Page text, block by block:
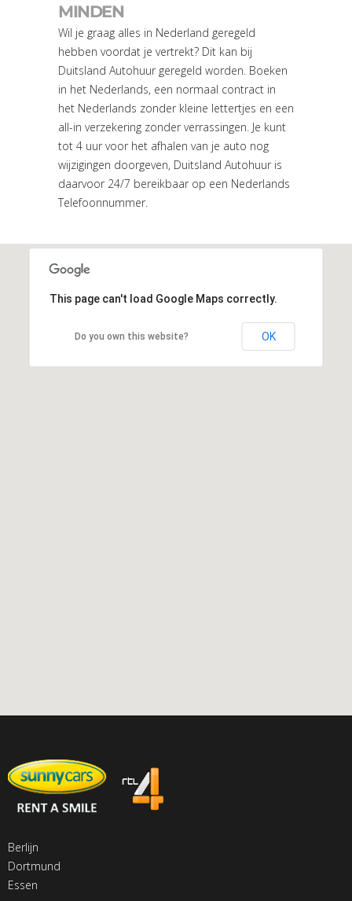
MINDEN
Wil je graag alles in Nederland geregeld
hebben voordat je vertrekt? Dit kan bij
Duitsland Autohuur geregeld worden. Boeken
in het Nederlands, een normaal contract in
het Nederlands zonder kleine lettertjes en een
all-in verzekering zonder verrassingen. Je kunt
tot 4 uur voor het afhalen van je auto nog
wijzigingen doorgeven, Duitsland Autohuur is
daarvoor 24/7 bereikbaar op een Nederlands
Telefoonnummer.
This page can't load Google Maps correctly.
Do you own this website? OK
Berlijn
Dortmund
Essen